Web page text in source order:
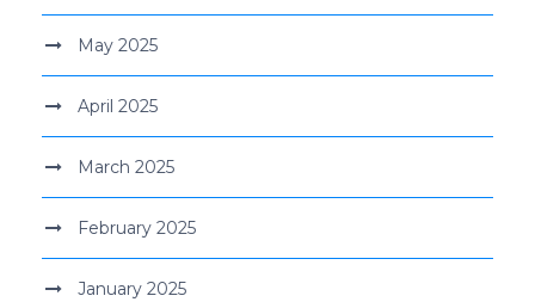
May 2025
April 2025
March 2025
February 2025
January 2025